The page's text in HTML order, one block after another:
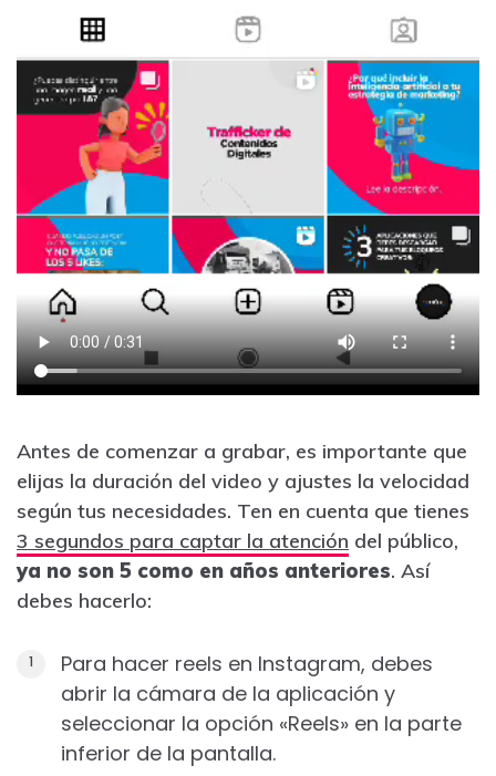
Antes de comenzar a grabar, es importante que
elijas la duración del video y ajustes la velocidad
según tus necesidades. Ten en cuenta que tienes
3 segundos para captar la atención del público,
ya no son 5 como en años anteriores. Así
debes hacerlo:
Para hacer reels en Instagram, debes
abrir la cámara de la aplicación y
seleccionar la opción «Reels» en la parte
inferior de la pantalla.